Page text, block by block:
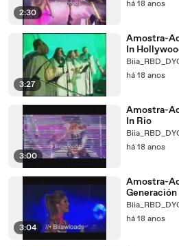
2:30
há 18 anos
3:27
Amostra-
In
há 18 anos
3:00
Amostra-
In Rio
há 18 anos
3:04
Amostra-
há 18 anos